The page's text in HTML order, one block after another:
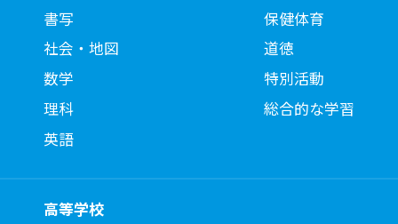
書写
社会・地図
数学
理科
英語
保健体育
道徳
特別活動
総合的な学習
高等学校